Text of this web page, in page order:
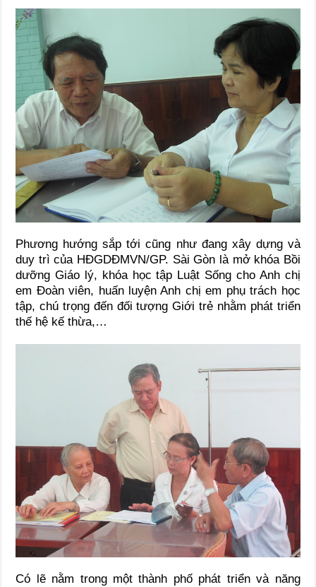
Phương hướng sắp tới cũng như đang xây dựng và
duy trì của HĐGDĐMVN/GP. Sài Gòn là mở khóa Bồi
dưỡng Giáo lý, khóa học tập Luật Sống cho Anh chị
em Đoàn viên, huấn luyện Anh chị em phụ trách học
tập, chú trọng đến đối tượng Giới trẻ nhằm phát triển
thế hệ kế thừa,…
Có lẽ nằm trong một thành phố phát triển và năng